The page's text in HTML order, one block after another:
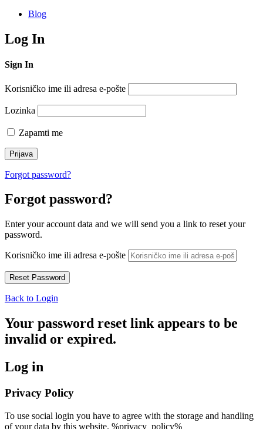
Blog
Log In
Sign In
Korisničko ime ili adresa e-pošte
Lozinka
Zapamti me
Forgot password?
Forgot password?
Enter your account data and we will send you a link to reset your
password.
Korisničko ime ili adresa e-pošte
Back to Login
Your password reset link appears to be
invalid or expired.
Log in
Privacy Policy
To use social login you have to agree with the storage and handling
of your data by this website. %privacy_policy%